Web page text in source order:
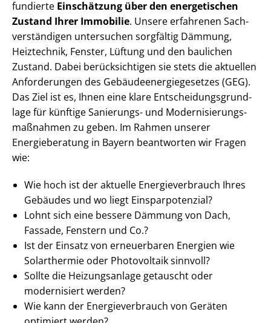
fundierte Einschätzung über den energetischen
Zustand Ihrer Immobilie. Unsere erfahrenen Sach­
ver­stän­di­gen untersuchen sorgfältig Dämmung,
Heiztechnik, Fenster, Lüftung und den baulichen
Zustand. Dabei berücksichtigen sie stets die aktuellen
Anforderungen des Ge­bäu­de­en­er­gie­ge­set­zes (GEG).
Das Ziel ist es, Ihnen eine klare Ent­schei­dungs­grund­
la­ge für künftige Sanierungs- und Mo­der­ni­sie­rungs­
maß­nah­men zu geben. Im Rahmen unserer
Energieberatung in Bayern beantworten wir Fragen
wie:
Wie hoch ist der aktuelle En­er­gie­ver­brauch Ihres
Gebäudes und wo liegt Ein­spar­po­ten­zi­al?
Lohnt sich eine bessere Dämmung von Dach,
Fassade, Fenstern und Co.?
Ist der Einsatz von erneuerbaren Energien wie
Solarthermie oder Photovoltaik sinnvoll?
Sollte die Heizungsanlage getauscht oder
modernisiert werden?
Wie kann der En­er­gie­ver­brauch von Geräten